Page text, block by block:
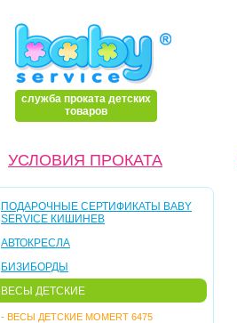
служба проката детских
товаров
УСЛОВИЯ ПРОКАТА
ПОДАРОЧНЫЕ СЕРТИФИКАТЫ BABY
SERVICE КИШИНЕВ
АВТОКРЕСЛА
БИЗИБОРДЫ
ВЕСЫ ДЕТСКИЕ
- ВЕСЫ ДЕТСКИЕ MOMERT 6475